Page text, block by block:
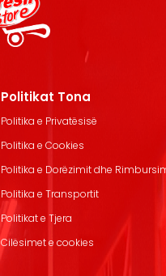
Politikat Tona
Politika e Privatësisë
Politika e Cookies
Politika e Dorëzimit dhe
Politika e Transportit
Politikat e Tjera
Cilësimet e cookies